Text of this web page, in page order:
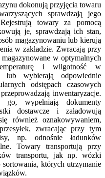
dokonują przyjęcia towaru
sprawdzają jego
towary za pomocą
je, sprawdzają ich stan,
magazynowaniu lub kierują
w zakładzie. Zwracają przy
w optymalnych
i wilgotność w
lub wybierają odpowiednie
odstępach czasowych
inwentaryzacje.
wypełniają dokumenty
dostawcze i załadowują
również oznakowywaniem,
zwracając przy tym
np. odnośnie ładunków
Towary transportują przy
transportu, jak np. wózki
których utrzymanie